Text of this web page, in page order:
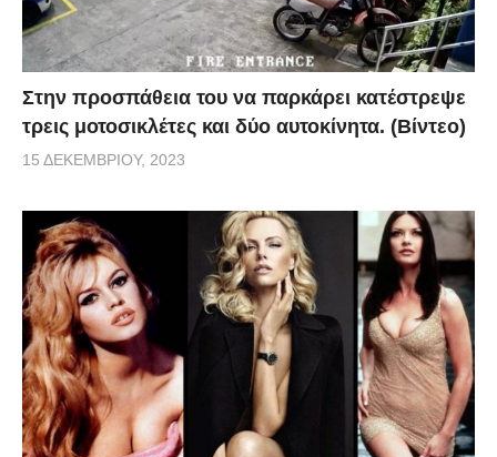
Στην προσπάθεια του να παρκάρει κατέστρεψε
τρεις μοτοσικλέτες και δύο αυτοκίνητα. (Βίντεο)
15 ΔΕΚΕΜΒΡΊΟΥ, 2023